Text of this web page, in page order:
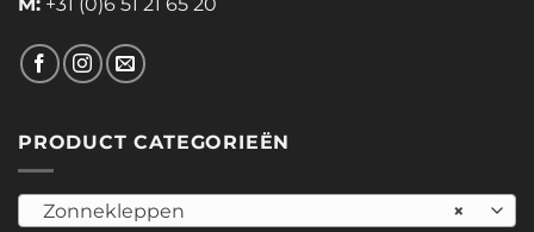
PRODUCT CATEGORIEËN
×
Zonnekleppen